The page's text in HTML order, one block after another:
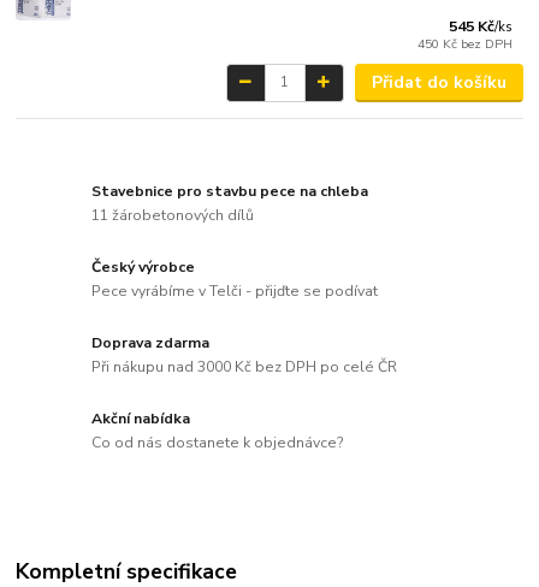
545 Kč/ks
450 Kč bez DPH
Přidat do košíku
Stavebnice pro stavbu pece na chleba
11 žárobetonových dílů
Český výrobce
Pece vyrábíme v Telči - přijďte se podívat
Doprava zdarma
Při nákupu nad 3000 Kč bez DPH po celé ČR
Akční nabídka
Co od nás dostanete k objednávce?
Kompletní specifikace